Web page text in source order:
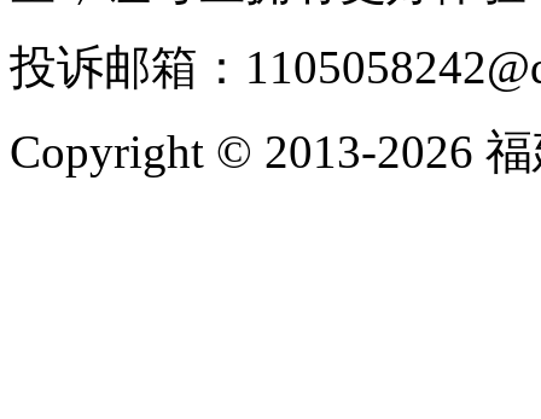
投诉邮箱：
Copyright © 2013-2026